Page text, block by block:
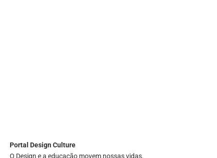
Portal Design Culture
O Design e a educação movem nossas vidas.